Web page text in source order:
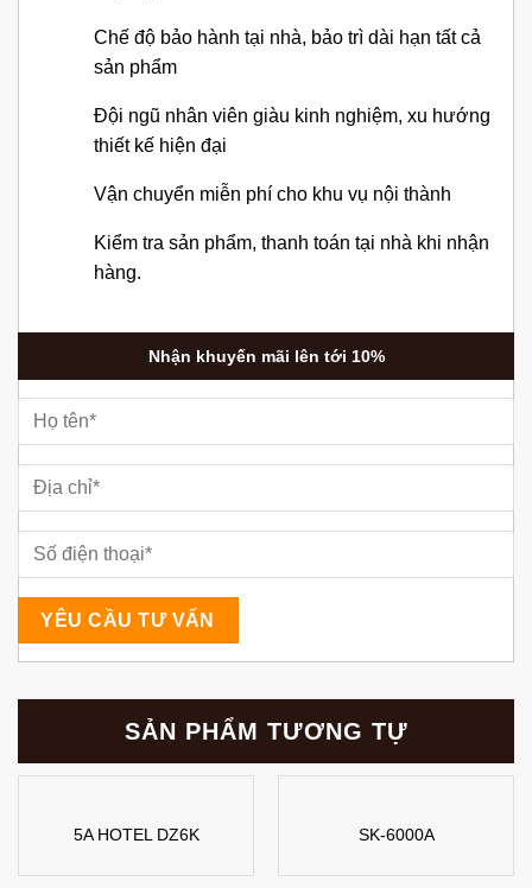
Chế độ bảo hành tại nhà, bảo trì dài hạn tất cả
sản phẩm
Đội ngũ nhân viên giàu kinh nghiệm, xu hướng
thiết kế hiện đại
Vận chuyển miễn phí cho khu vụ nội thành
Kiểm tra sản phẩm, thanh toán tại nhà khi nhận
hàng.
Nhận khuyến mãi lên tới 10%
SẢN PHẨM TƯƠNG TỰ
5A HOTEL DZ6K SK-6000A